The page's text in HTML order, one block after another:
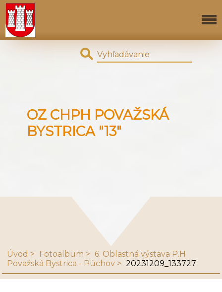
OZ CHPH POVAŽSKÁ
BYSTRICA "13"
Úvod Fotoalbum
6. Oblastná výstava P.H
Považská Bystrica - Púchov
20231209_133727